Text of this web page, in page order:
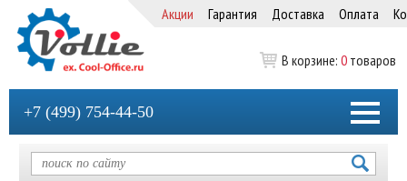
Акции Гарантия Доставка Оплата
В корзине: 0 товаров
+7 (499) 754-44-50